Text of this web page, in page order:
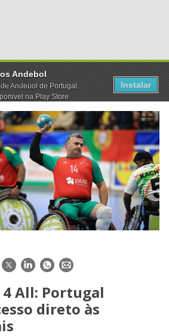
Andebol
Andebol de Portugal
na Play Store
Instalar
TwitterLinkedInWhatsApp
E-
4 All: Portugal
direto às